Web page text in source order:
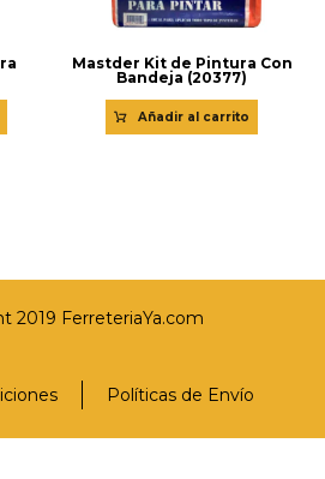
Mastder Kit de Pintura Con
Bandeja (20377)
Añadir al carrito
2019 FerreteriaYa.com
Políticas de Envío